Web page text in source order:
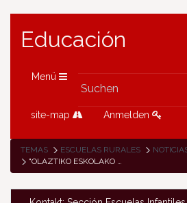
Educación
Menü
site-map Anmelden
TEMAS ESCUELAS RURALES
NOTICIAS
"OLAZTIKO ESKOLAKO GAUTXORIAK" (AVES NOCTURNAS DE OLAZTI): UNA NOCHE MÁGICA DE CONVIVENCIA EN LA ESCUELA DE OLAZAGUTIA